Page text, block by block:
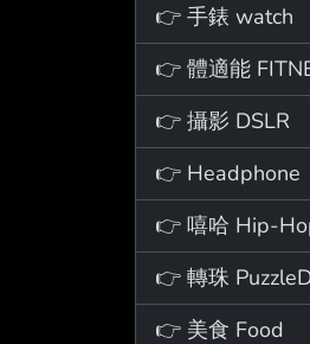
👉 手錶 watch
👉 體適能
👉 攝影 DSLR
👉 Headphone
👉 嘻哈 Hip-
👉 轉珠
👉 美食 Food